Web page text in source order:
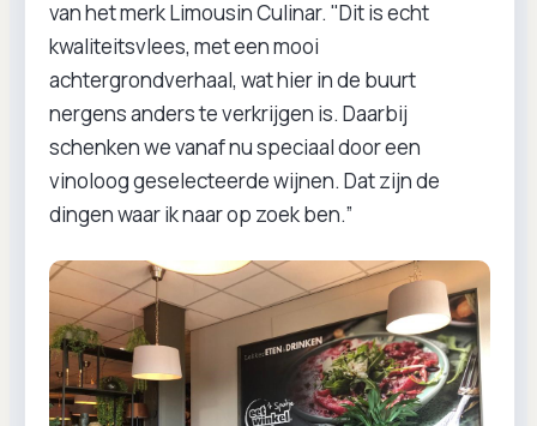
van het merk Limousin Culinar. "Dit is echt
kwaliteitsvlees, met een mooi
achtergrondverhaal, wat hier in de buurt
nergens anders te verkrijgen is. Daarbij
schenken we vanaf nu speciaal door een
vinoloog geselecteerde wijnen. Dat zijn de
dingen waar ik naar op zoek ben.”